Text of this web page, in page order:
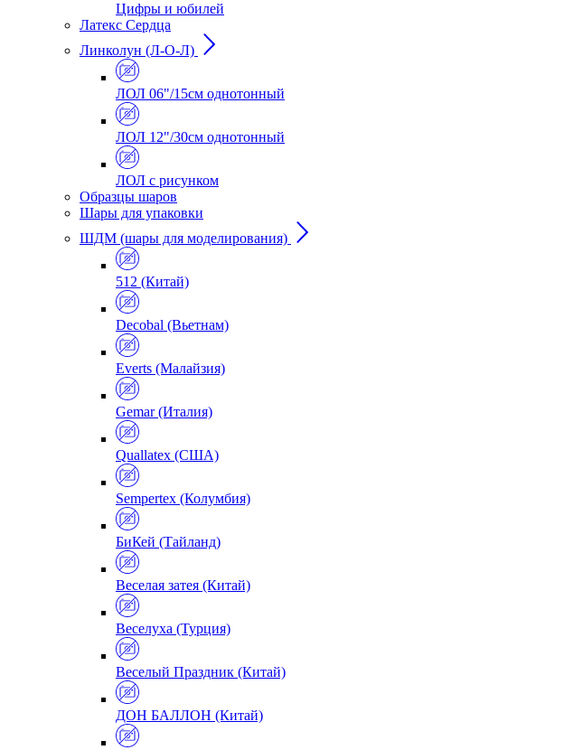
Цифры и юбилей
Латекс Сердца
Линколун (Л-О-Л)
ЛОЛ 06"/15см однотонный
ЛОЛ 12"/30см однотонный
ЛОЛ с рисунком
Образцы шаров
Шары для упаковки
ШДМ (шары для моделирования)
512 (Китай)
Decobal (Вьетнам)
Everts (Малайзия)
Gemar (Италия)
Quallatex (США)
Sempertex (Колумбия)
БиКей (Тайланд)
Веселая затея (Китай)
Веселуха (Турция)
Веселый Праздник (Китай)
ДОН БАЛЛОН (Китай)